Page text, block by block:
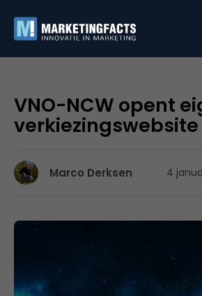
VNO-NCW opent
verkiezingswebsite
Marco Derksen 4